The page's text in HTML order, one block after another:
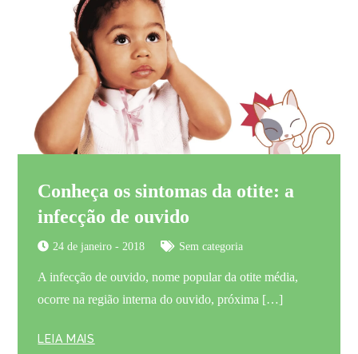
Conheça os sintomas da otite: a
infecção de ouvido
24 de janeiro - 2018 Sem categoria
A infecção de ouvido, nome popular da otite média,
ocorre na região interna do ouvido, próxima […]
LEIA MAIS